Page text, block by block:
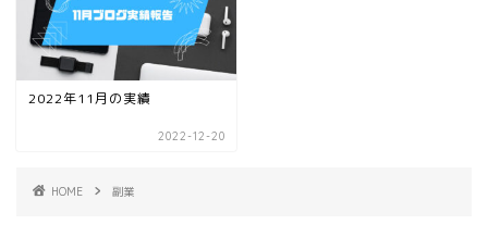
2022年11月の実績
2022-12-20
HOME 副業